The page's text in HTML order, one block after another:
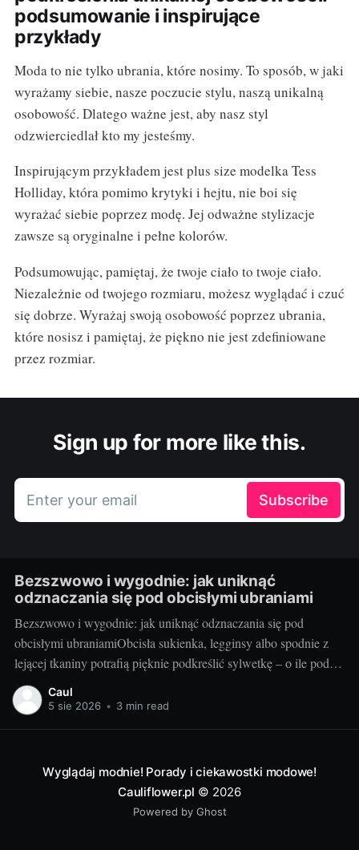
podsumowanie i inspirujące
przykłady
Moda to nie tylko ubrania, które nosimy. To sposób, w jaki
wyrażamy siebie, nasze poczucie stylu, naszą unikalną
osobowość. Dlatego ważne jest, aby nasz styl
odzwierciedlał kto my jesteśmy.
Inspirującym przykładem jest plus size modelka Tess
Holliday, która pomimo krytyki i hejtu, nie boi się
wyrażać siebie poprzez modę. Jej odważne stylizacje
zawsze są oryginalne i pełne kolorów.
Podsumowując, pamiętaj, że twoje ciało to twoje ciało.
Niezależnie od twojego rozmiaru, możesz wyglądać i czuć
się dobrze. Wyrażaj swoją osobowość poprzez ubrania,
które nosisz i pamiętaj, że piękno nie jest zdefiniowane
przez rozmiar.
Sign up for more like this.
Enter your email Subscribe
Bezszwowo i wygodnie: jak uniknąć
odznaczania się pod obcisłymi ubraniami
Bezszwowo i wygodnie: jak uniknąć odznaczania się pod
obcisłymi ubraniamiObcisła sukienka, legginsy albo spodnie z
lejącej tkaniny potrafią pięknie podkreślić sylwetkę – o ile pod
spodem wszystko jest gładkie. Dziś podpowiadam, jak ograć
temat szwów, gumek i zgrubień tak, by nie psuły efektu
Caul
5 sie 2026 • 3 min read
Wyglądaj modnie! Porady i ciekawostki modowe!
Cauliflower.pl © 2026
Powered by Ghost